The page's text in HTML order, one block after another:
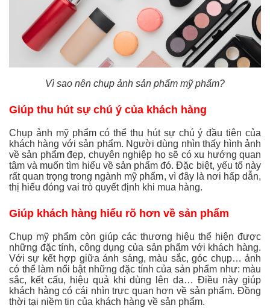
Vì sao nên chụp ảnh sản phẩm mỹ phẩm?
Giúp thu hút sự chú ý của khách hàng
Chụp ảnh mỹ phẩm có thể thu hút sự chú ý đầu tiên của
khách hàng với sản phẩm. Người dùng nhìn thấy hình ảnh
về sản phẩm đẹp, chuyên nghiệp họ sẽ có xu hướng quan
tâm và muốn tìm hiểu về sản phẩm đó. Đặc biệt, yếu tố này
rất quan trọng trong ngành mỹ phẩm, vì đây là nơi hấp dẫn,
thị hiếu đóng vai trò quyết định khi mua hàng.
Giúp khách hàng hiểu rõ hơn về sản phẩm
Chụp mỹ phẩm còn giúp các thương hiệu thể hiện được
những đặc tính, công dụng của sản phẩm với khách hàng.
Với sự kết hợp giữa ánh sáng, màu sắc, góc chụp… ảnh
có thể làm nổi bật những đặc tính của sản phẩm như: màu
sắc, kết cấu, hiệu quả khi dùng lên da… Điều này giúp
khách hàng có cái nhìn trực quan hơn về sản phẩm. Đồng
thời tại niềm tin của khách hàng về sản phẩm.